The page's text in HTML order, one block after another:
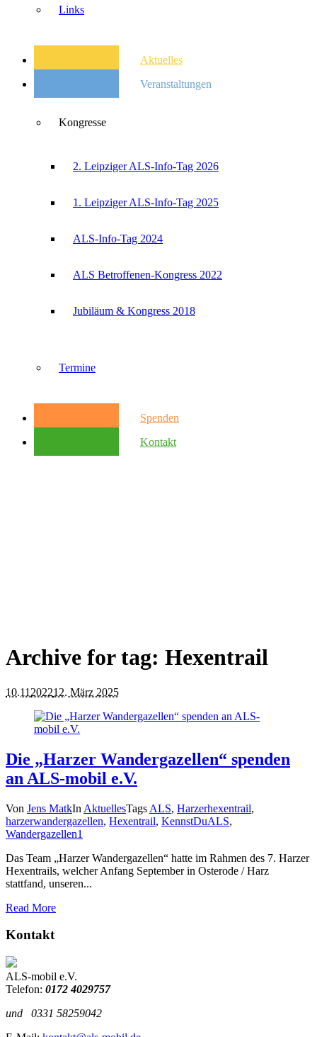
Links
Aktuelles
Veranstaltungen
Kongresse
2. Leipziger ALS-Info-Tag 2026
1. Leipziger ALS-Info-Tag 2025
ALS-Info-Tag 2024
ALS Betroffenen-Kongress 2022
Jubiläum & Kongress 2018
Termine
Spenden
Kontakt
Archive for tag: Hexentrail
10.11 202212. März 2025
Die „Harzer Wandergazellen“ spenden
an ALS-mobil e.V.
Von Jens MatkIn AktuellesTags ALS, Harzerhexentrail,
harzerwandergazellen, Hexentrail, KennstDuALS,
Wandergazellen1
Das Team „Harzer Wandergazellen“ hatte im Rahmen des 7. Harzer
Hexentrails, welcher Anfang September in Osterode / Harz
stattfand, unseren...
Read More
Kontakt
ALS-mobil e.V.
Telefon: 0172 4029757
und 0331 58259042